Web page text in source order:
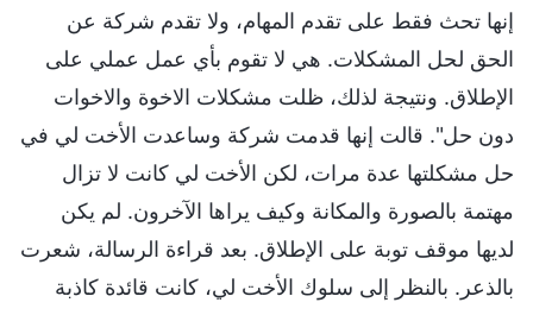
إنها تحث فقط على تقدم المهام، ولا تقدم شركة عن
الحق لحل المشكلات. هي لا تقوم بأي عمل عملي على
الإطلاق. ونتيجة لذلك، ظلت مشكلات الاخوة والاخوات
دون حل". قالت إنها قدمت شركة وساعدت الأخت لي في
حل مشكلتها عدة مرات، لكن الأخت لي كانت لا تزال
مهتمة بالصورة والمكانة وكيف يراها الآخرون. لم يكن
لديها موقف توبة على الإطلاق. بعد قراءة الرسالة، شعرت
بالذعر. بالنظر إلى سلوك الأخت لي، كانت قائدة كاذبة